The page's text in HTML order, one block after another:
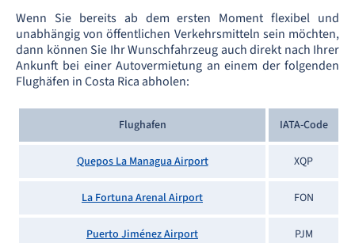
Wenn Sie bereits ab dem ersten Moment flexibel und
unabhängig von öffentlichen Verkehrsmitteln sein möchten,
dann können Sie Ihr Wunschfahrzeug auch direkt nach Ihrer
Ankunft bei einer Autovermietung an einem der folgenden
Flughäfen in Costa Rica abholen:
Flughafen IATA-Code
Quepos La Managua Airport XQP
La Fortuna Arenal Airport FON
Puerto Jiménez Airport PJM